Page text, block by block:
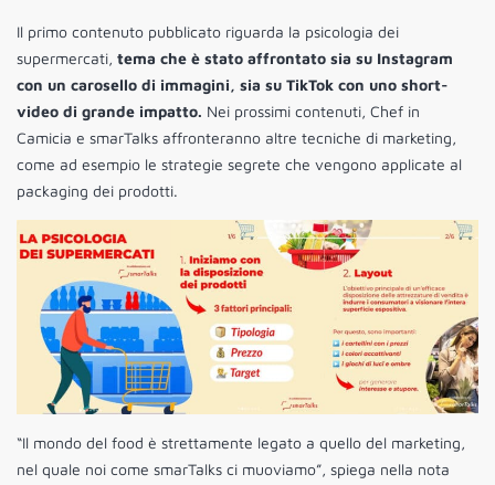
Il primo contenuto pubblicato riguarda la psicologia dei
supermercati, tema che è stato affrontato sia su Instagram
con un carosello di immagini, sia su TikTok con uno short-
video di grande impatto. Nei prossimi contenuti, Chef in
Camicia e smarTalks affronteranno altre tecniche di marketing,
come ad esempio le strategie segrete che vengono applicate al
packaging dei prodotti.
“Il mondo del food è strettamente legato a quello del marketing,
nel quale noi come smarTalks ci muoviamo”, spiega nella nota